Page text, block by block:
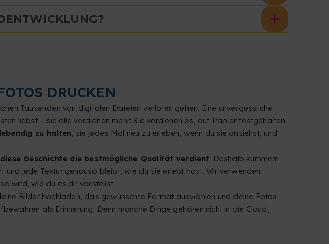
DRUCKEN
Tausenden von digitalen Dateien verloren gehen. Eine unvergessliche
liebst – sie alle verdienen mehr: Sie verdienen es, auf Papier festgehalten
zu halten, sie jedes Mal neu zu erleben, wenn du sie ansiehst, und
Geschichte die bestmögliche Qualität verdient. Deshalb kümmern
jede Textur genauso bleibt, wie du sie erlebt hast. Wir verwenden
wird, wie du es dir vorstellst.
Bilder hochladen, das gewünschte Format auswählen und deine Fotos
als Erinnerung. Denn manche Dinge gehören nicht in die Cloud,